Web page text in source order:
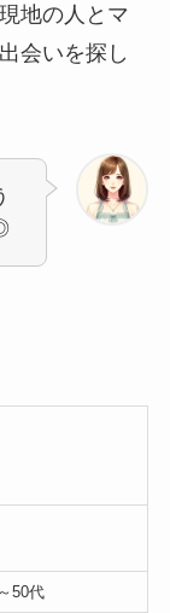
地の人とマ
会いを探し
50代